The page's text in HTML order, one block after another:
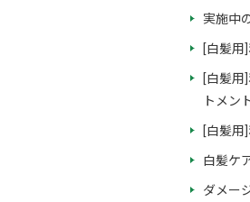
実施中
[白髪用
[白髪用
トメン
[白髪用
白髪ケ
ダメー